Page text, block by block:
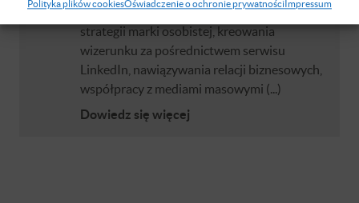
Polityka plików cookiesOświadczenie o ochronie prywatnościImpressum
menadżerską w obszarach: ustalania
strategii marki osobistej, kreowania
wizerunku za pośrednictwem serwisu
LinkedIn, nawiązywania relacji biznesowych,
współpracy z mediami masowymi (...)
Dowiedz się więcej